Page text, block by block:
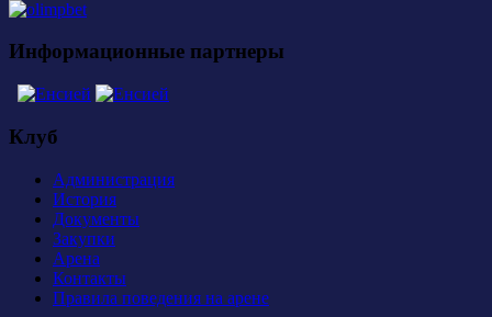
Информационные партнеры
Клуб
Администрация
История
Документы
Закупки
Арена
Контакты
Правила поведения на арене